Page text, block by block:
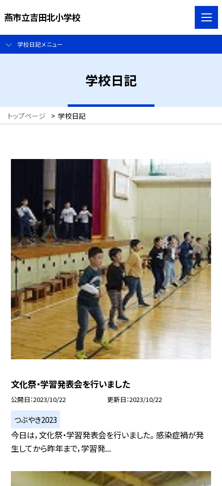
燕市立吉田北小学校
学校日記メニュー
学校日記
トップページ > 学校日記
文化祭・学習発表会を行いました
公開日 2023/10/22 更新日 2023/10/22
つぶやき2023
今日は，文化祭・学習発表会を行いました。 感染症禍が発
生してから昨年まで，学習発...